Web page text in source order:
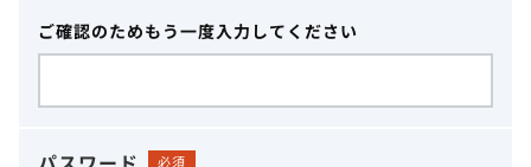
ご確認のためもう一度入力してください
必須